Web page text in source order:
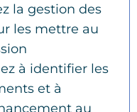
la gestion des
les mettre au
à identifier les
et à
au